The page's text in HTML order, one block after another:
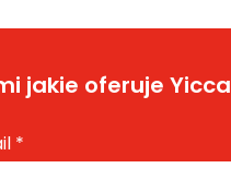
jakie oferuje Yicca
*